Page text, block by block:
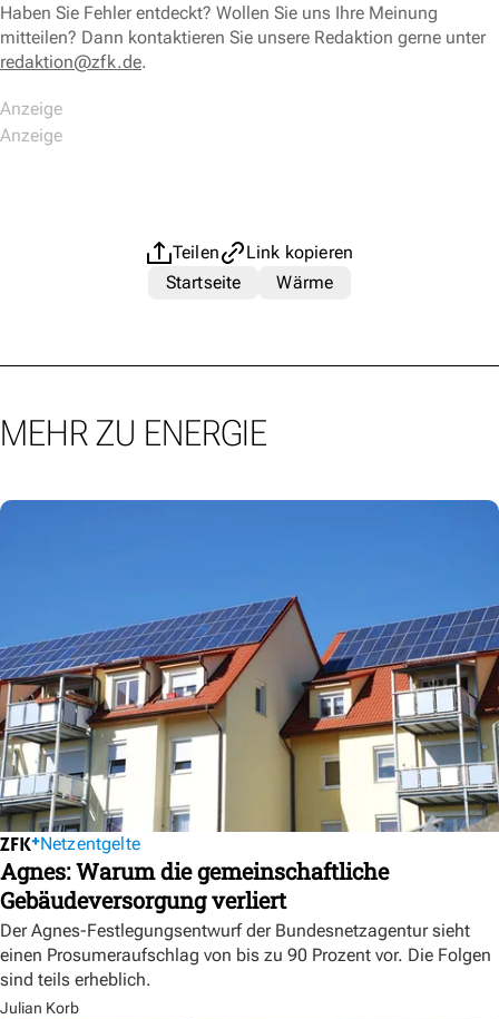
Haben Sie Fehler entdeckt? Wollen Sie uns Ihre Meinung
mitteilen? Dann kontaktieren Sie unsere Redaktion gerne unter
redaktion@zfk.de.
Teilen
Link kopieren
Startseite
Wärme
MEHR ZU ENERGIE
Netzentgelte
Agnes: Warum die gemeinschaftliche
Gebäudeversorgung verliert
Der Agnes-Festlegungsentwurf der Bundesnetzagentur sieht
einen Prosumeraufschlag von bis zu 90 Prozent vor. Die Folgen
sind teils erheblich.
Julian Korb